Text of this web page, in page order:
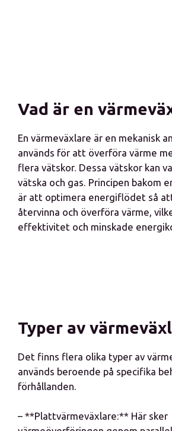
Vad är en
En värmeväxlare är en mekanisk
används för att överföra värme
flera vätskor. Dessa vätskor kan
vätska och gas. Principen bakom
är att optimera energiflödet så
återvinna och överföra värme,
effektivitet och minskade
Typer av
Det finns flera olika typer av
används beroende på specifika
förhållanden.
– **Plattvärmeväxlare:** Här sker